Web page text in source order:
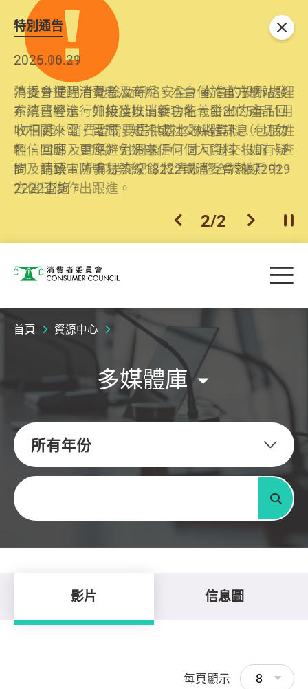
特別通告
2026.06.29
消委會提醒消費者及商戶，本會僅於官方網站發
布消費警示。如接獲以消委會名義發出的產品回
收相關來電、電郵、短訊或社交媒體訊息，切勿
輕信回應，更應避免透露任何個人資料。如有疑
問，請致電防騙易熱線18222或消委會熱線2929
2222查詢。
2025.10.31
為提升使用者體驗及網絡安全，本會的投訴處理
系統已經進行升級及推出新功能。由2025年11月
10日起，消費者需要提供基本聯絡資料（包括姓
名、電郵及電話）註冊帳戶，才可提交投訴、查
詢及建議。所有提交紀錄將清晰整合於帳戶中，
方便日後作出跟進。
上一個
2/2 下一個開
關閉
消費者委員會 目
首頁 資源中心
多媒體庫
所有年份
關鍵字
搜尋
影片 信息圖
每頁顯示 8